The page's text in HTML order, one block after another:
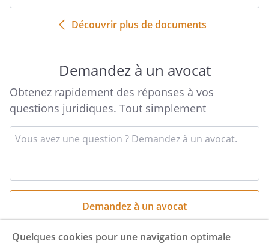
Découvrir plus de documents
Demandez à un avocat
Obtenez rapidement des réponses à vos
questions juridiques. Tout simplement
votre
question
ici
Quelques cookies pour une navigation optimale